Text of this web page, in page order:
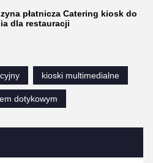
płatnicza Catering kiosk do
dla restauracji
kioski multimedialne
dotykowym